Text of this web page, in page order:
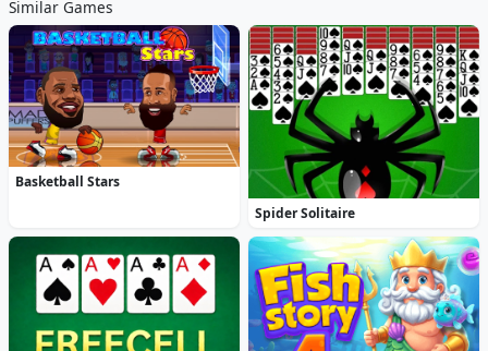
Similar Games
Basketball Stars
Spider Solitaire